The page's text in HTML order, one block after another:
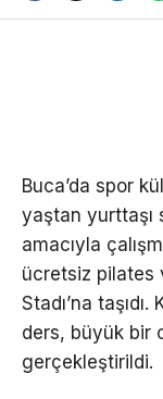
Buca’da spor
yaştan yurttaşı
amacıyla
ücretsiz pilates
Stadı’na
ders, büyük bir
gerçekleştirildi.